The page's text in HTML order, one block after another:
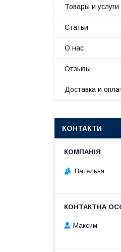
Товары и услуги
Статьи
О нас
Отзывы
Доставка и
КОНТАКТИ
Пательня
Максим